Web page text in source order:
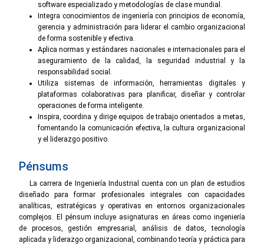
software especializado y metodologías de clase mundial.
Integra conocimientos de ingeniería con principios de economía,
gerencia y administración para liderar el cambio organizacional
de forma sostenible y efectiva.
Aplica normas y estándares nacionales e internacionales para el
aseguramiento de la calidad, la seguridad industrial y la
responsabilidad social.
Utiliza sistemas de información, herramientas digitales y
plataformas colaborativas para planificar, diseñar y controlar
operaciones de forma inteligente.
Inspira, coordina y dirige equipos de trabajo orientados a metas,
fomentando la comunicación efectiva, la cultura organizacional
y el liderazgo positivo.
Pénsums
La carrera de Ingeniería Industrial cuenta con un plan de estudios
diseñado para formar profesionales integrales con capacidades
analíticas, estratégicas y operativas en entornos organizacionales
complejos. El pénsum incluye asignaturas en áreas como ingeniería
de procesos, gestión empresarial, análisis de datos, tecnología
aplicada y liderazgo organizacional, combinando teoría y práctica para